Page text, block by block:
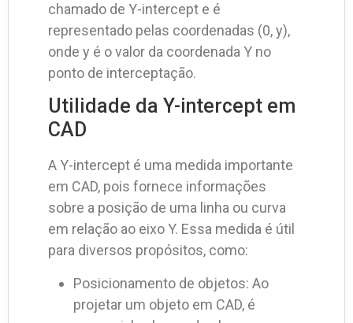
chamado de Y-intercept e é
representado pelas coordenadas (0, y),
onde y é o valor da coordenada Y no
ponto de interceptação.
Utilidade da Y-intercept em
CAD
A Y-intercept é uma medida importante
em CAD, pois fornece informações
sobre a posição de uma linha ou curva
em relação ao eixo Y. Essa medida é útil
para diversos propósitos, como:
Posicionamento de objetos: Ao
projetar um objeto em CAD, é